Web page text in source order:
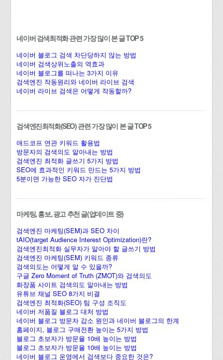
네이버 검색최적화 관련 가장 많이 본 글 TOP 5
네이버 블로그 검색 차단당하지 않는 방법
네이버 검색상위노출의 역효과
네이버 블로그를 떠나는 3가지 이유
검색엔진 작동원리와 네이버 라이브 검색
네이버 라이브 검색은 어떻게 작동할까?
검색엔진최적화(SEO) 관련 가장 많이 본 글 TOP 5
애드코프 연관 키워드 활용법
방문자의 검색의도 알아내는 방법
검색엔진 최적화 글쓰기 5가지 방법
SEO에 효과적인 키워드 만드는 5가지 방법
5분이면 가능한 SEO 자가 진단법
마케팅, 홍보, 광고 추천 글(업데이트 중)
검색엔진 마케팅(SEM)과 SEO 차이
tAIO(target Audience Interest Optimization)란?
검색엔진최적화 실무자가 알아야 할 글쓰기 방법
검색엔진 마케팅(SEM) 키워드 종류
검색의도는 어떻게 알 수 있을까?
구글 Zero Moment of Truth (ZMOT)와 검색의도
화장품 사이트 검색의도 알아내는 방법
유튜브 채널 SEO 8가지 비결
검색엔진 최적화(SEO) 팀 구성 조직도
네이버 저품질 블로그 대처 방법
네이버 블로그 방문자 감소 원인과 네이버 블로그의 한계
홈페이지, 블로그 구매전환 높이는 5가지 방법
블로그 초보자가 방문율 10배 높이는 방법
블로그 초보자가 방문율 10배 높이는 방법
네이버 블로그 운영에서 검색보다 중요한 것은?